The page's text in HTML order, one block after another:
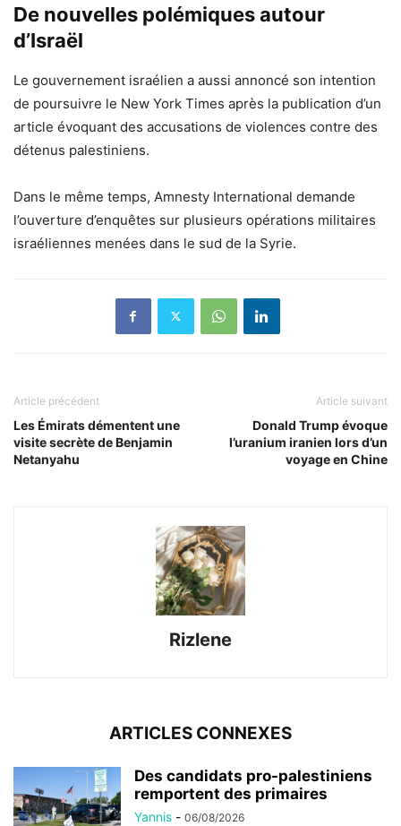
De nouvelles polémiques autour
d’Israël
Le gouvernement israélien a aussi annoncé son intention
de poursuivre le New York Times après la publication d’un
article évoquant des accusations de violences contre des
détenus palestiniens.
Dans le même temps, Amnesty International demande
l’ouverture d’enquêtes sur plusieurs opérations militaires
israéliennes menées dans le sud de la Syrie.
Article précédent
Les Émirats démentent une
visite secrète de Benjamin
Netanyahu
Article suivant
Donald Trump évoque
l’uranium iranien lors d’un
voyage en Chine
Rizlene
ARTICLES CONNEXES
Des candidats pro-palestiniens
remportent des primaires
Yannis - 06/08/2026